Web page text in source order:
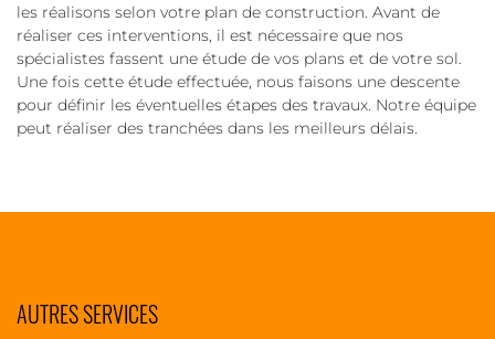
les réalisons selon votre plan de construction. Avant de
réaliser ces interventions, il est nécessaire que nos
spécialistes fassent une étude de vos plans et de votre sol.
Une fois cette étude effectuée, nous faisons une descente
pour définir les éventuelles étapes des travaux. Notre équipe
peut réaliser des tranchées dans les meilleurs délais.
AUTRES SERVICES